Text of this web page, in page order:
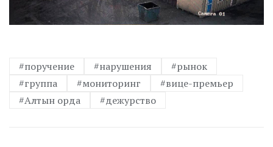
#поручение #нарушения
#рынок
#группа
#мониторинг
#вице-премьер
#Алтын орда
#дежурство